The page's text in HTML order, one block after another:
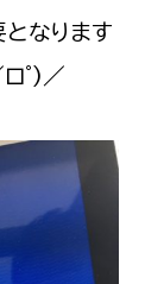
となります
゜)／